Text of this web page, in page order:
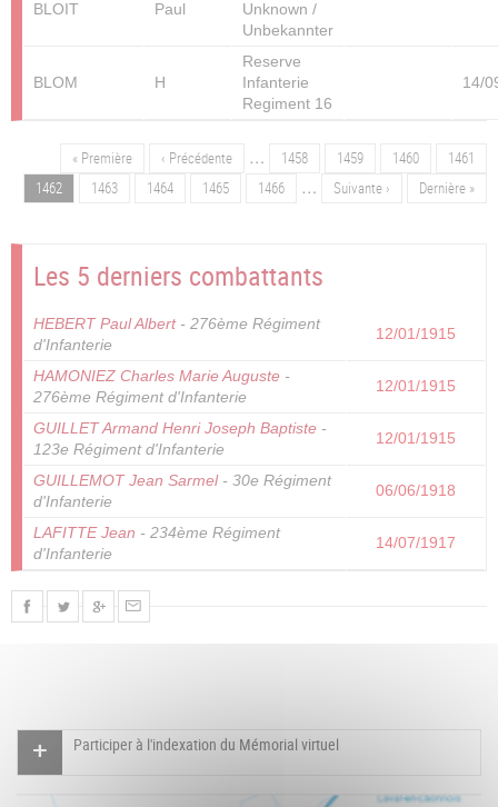
BLOIT Paul
Unknown /
Unbekannter
BLOM H
Reserve
Infanterie
Regiment 16
14/
PaginationPremière
page
« Première
Page
‹ Précédente … Page
1458 Page
1459 Page
1460 Page
1461
Page
1462 Page
1463 Page
1464 Page
1465 Page
1466 …
Page
Suivante ›
Dernière
Dernière »
Les 5 derniers combattants
HEBERT Paul Albert- 276ème Régiment
d'Infanterie
12/01/1915
HAMONIEZ Charles Marie Auguste -
276ème Régiment d'Infanterie
12/01/1915
GUILLET Armand Henri Joseph Baptiste -
123e Régiment d'Infanterie
12/01/1915
GUILLEMOT Jean Sarmel- 30e Régiment
d'Infanterie
06/06/1918
LAFITTE Jean - 234ème Régiment
d'Infanterie
14/07/1917
Participer à l'indexation du Mémorial virtuel